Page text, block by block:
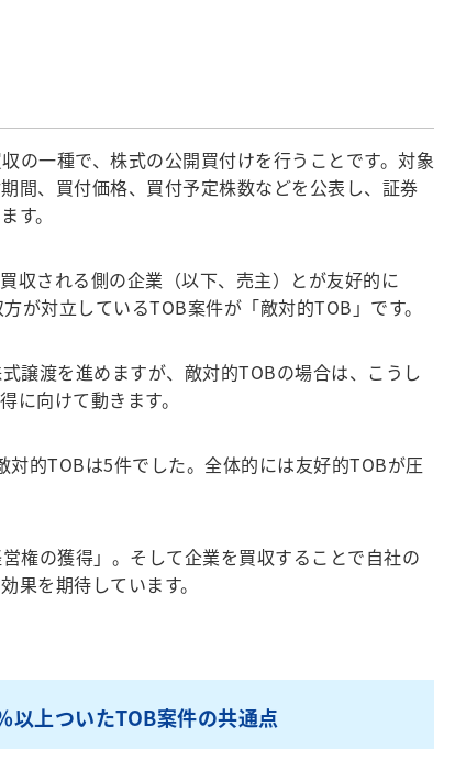
の一種で、株式の公開買付けを行うことです。対象
間、買付価格、買付予定株数などを公表し、証券
す。
収される側の企業（以下、売主）とが友好的に
が対立しているTOB案件が「敵対的TOB」です。
譲渡を進めますが、敵対的TOBの場合は、こうし
に向けて動きます。
的TOBは5件でした。全体的には友好的TOBが圧
権の獲得」。そして企業を買収することで自社の
果を期待しています。
以上ついたTOB案件の共通点